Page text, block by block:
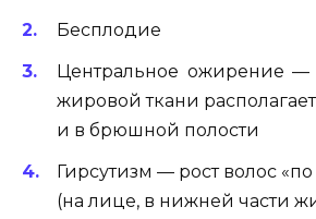
Бесплодие
Центральное ожирение —
жировой ткани
и в брюшной полости
Гирсутизм — рост волос
(на лице, в нижней части